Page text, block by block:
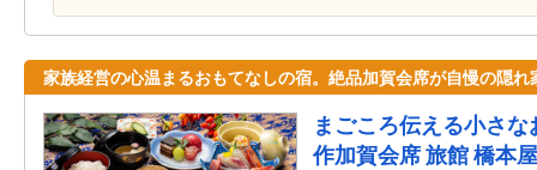
家族経営の心温まるおもてなしの宿。絶品加賀会席が自慢の隠れ
まごころ伝える小さ
作加賀会席 旅館 橋本屋